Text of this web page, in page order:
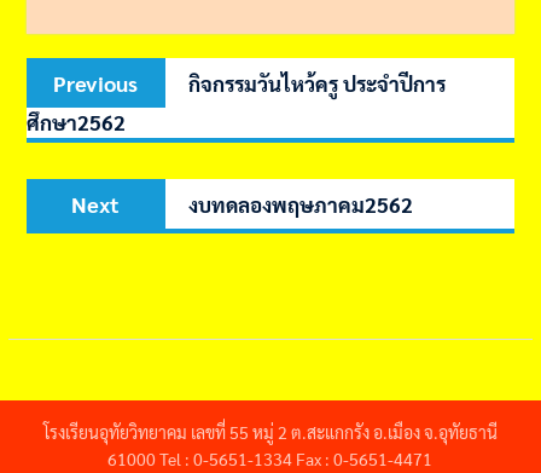
Post
navigation
Previous
Previous
post:
กิจกรรมวันไหว้ครู ประจำปีการ
ศึกษา2562
Next
post:
งบทดลองพฤษภาคม2562
โรงเรียนอุทัยวิทยาคม เลขที่ 55 หมู่ 2 ต.สะแกกรัง อ.เมือง จ.อุทัยธานี
61000 Tel : 0-5651-1334 Fax : 0-5651-4471